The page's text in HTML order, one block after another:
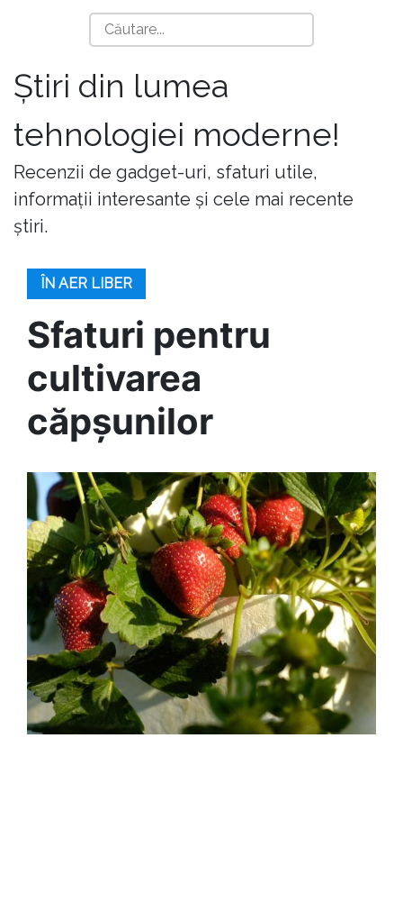
Știri din lumea
tehnologiei moderne!
Recenzii de gadget-uri, sfaturi utile,
informații interesante și cele mai recente
știri.
ÎN AER LIBER
Sfaturi pentru
cultivarea
căpșunilor